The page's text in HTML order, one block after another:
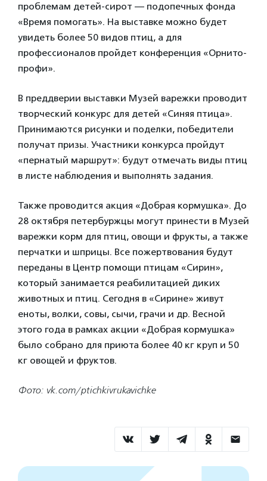
проблемам детей-сирот — подопечных фонда
«Время помогать». На выставке можно будет
увидеть более 50 видов птиц, а для
профессионалов пройдет конференция «Орнито-
профи».
В преддверии выставки Музей варежки проводит
творческий конкурс для детей «Синяя птица».
Принимаются рисунки и поделки, победители
получат призы. Участники конкурса пройдут
«пернатый маршрут»: будут отмечать виды птиц
в листе наблюдения и выполнять задания.
Также проводится акция «Добрая кормушка». До
28 октября петербуржцы могут принести в Музей
варежки корм для птиц, овощи и фрукты, а также
перчатки и шприцы. Все пожертвования будут
переданы в Центр помощи птицам «Сирин»,
который занимается реабилитацией диких
животных и птиц. Сегодня в «Сирине» живут
еноты, волки, совы, сычи, грачи и др. Весной
этого года в рамках акции «Добрая кормушка»
было собрано для приюта более 40 кг круп и 50
кг овощей и фруктов.
Фото: vk.com/ptichkivrukavichke